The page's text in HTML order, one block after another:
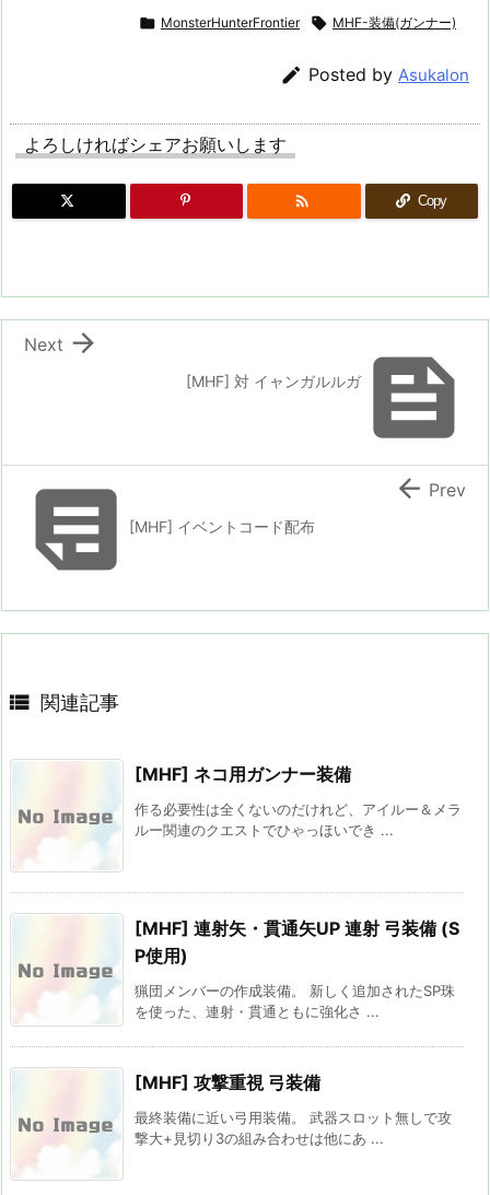
 MonsterHunterFrontier  MHF-装備(ガンナー)
 Posted by Asukalon
よろしければシェアお願いします
 Copy

[MHF] 対 イャンガルルガ

Next
[MHF] イベントコード配布
 Prev
 関連記事
[MHF] ネコ用ガンナー装備
作る必要性は全くないのだけれど、アイルー＆メラ
ルー関連のクエストでひゃっほいでき ...
[MHF] 連射矢・貫通矢UP 連射 弓装備 (S
P使用)
猟団メンバーの作成装備。 新しく追加されたSP珠
を使った、連射・貫通ともに強化さ ...
[MHF] 攻撃重視 弓装備
最終装備に近い弓用装備。 武器スロット無しで攻
撃大+見切り3の組み合わせは他にあ ...